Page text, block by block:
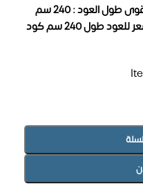
طول العود : 240 سم
طول 240 سم
كود